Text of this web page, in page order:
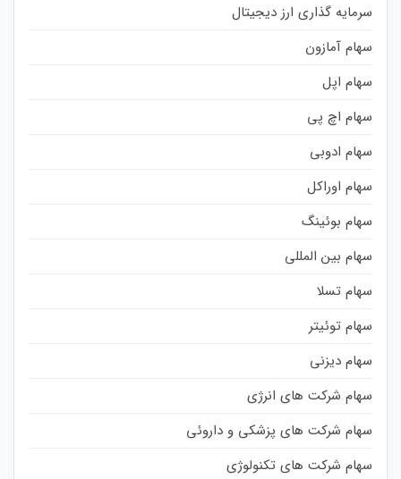
سرمایه گذاری ارز دیجیتال
سهام آمازون
سهام اپل
سهام اچ پی
سهام ادوبی
سهام اوراکل
سهام بوئینگ
سهام بین المللی
سهام تسلا
سهام توئیتر
سهام دیزنی
سهام شرکت های انرژی
سهام شرکت های پزشکی و داروئی
سهام شرکت های تکنولوژی